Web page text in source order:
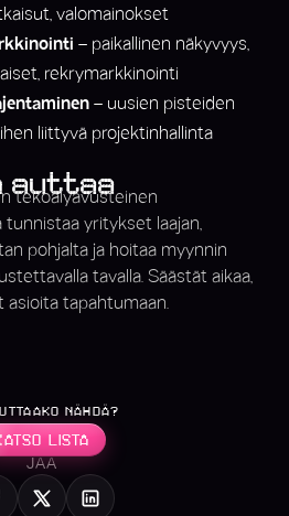
valomainokset
– paikallinen näkyvyys,
rekrymarkkinointi
– uusien pisteiden
liittyvä projektinhallinta
auttaa
tekoälyavusteinen
yritykset laajan,
pohjalta ja hoitaa myynnin
tavalla. Säästät aikaa,
asioita tapahtumaan.
NÄHDÄ?
LISTA
JAA